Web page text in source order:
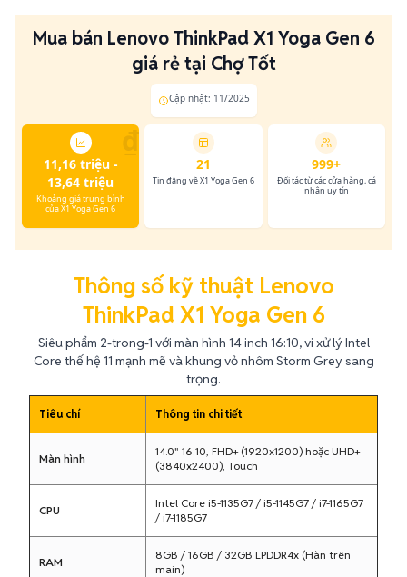
Mua bán Lenovo ThinkPad X1 Yoga Gen 6
giá rẻ tại Chợ Tốt
Cập nhật: 11/2025
₫
11,16 triệu -
13,64 triệu
Khoảng giá trung bình
của X1 Yoga Gen 6
21
Tin đăng về X1 Yoga Gen 6
999+
Đối tác từ các cửa hàng, cá
nhân uy tín
Thông số kỹ thuật Lenovo
ThinkPad X1 Yoga Gen 6
Siêu phẩm 2-trong-1 với màn hình 14 inch 16:10, vi xử lý Intel
Core thế hệ 11 mạnh mẽ và khung vỏ nhôm Storm Grey sang
trọng.
Tiêu chí Thông tin chi tiết
Màn hình
14.0" 16:10, FHD+ (1920x1200) hoặc UHD+
(3840x2400), Touch
CPU
Intel Core i5-1135G7 / i5-1145G7 / i7-1165G7
/ i7-1185G7
RAM
8GB / 16GB / 32GB LPDDR4x (Hàn trên
main)